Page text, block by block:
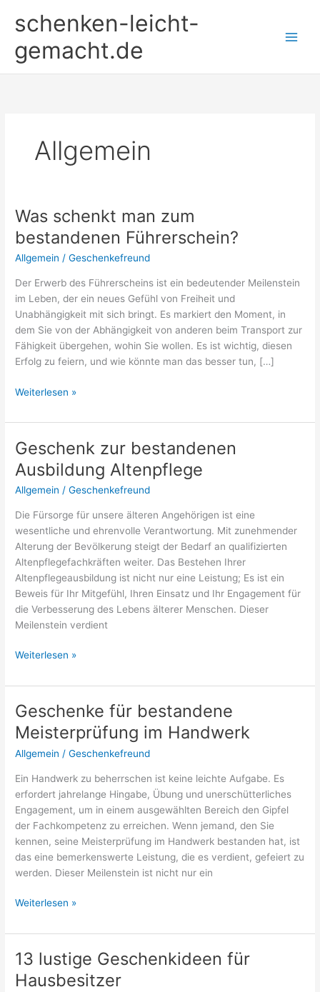
Inhaltschenken-leicht-
gemacht.de
Allgemein
Was schenkt man zum
bestandenen Führerschein?
Allgemein /Geschenkefreund
Der Erwerb des Führerscheins ist ein bedeutender Meilenstein
im Leben, der ein neues Gefühl von Freiheit und
Unabhängigkeit mit sich bringt. Es markiert den Moment, in
dem Sie von der Abhängigkeit von anderen beim Transport zur
Fähigkeit übergehen, wohin Sie wollen. Es ist wichtig, diesen
Erfolg zu feiern, und wie könnte man das besser tun, […]
Was
man
bestandenen
Führerschein?
Weiterlesen »
Geschenk zur bestandenen
Ausbildung Altenpflege
Allgemein /Geschenkefreund
Die Fürsorge für unsere älteren Angehörigen ist eine
wesentliche und ehrenvolle Verantwortung. Mit zunehmender
Alterung der Bevölkerung steigt der Bedarf an qualifizierten
Altenpflegefachkräften weiter. Das Bestehen Ihrer
Altenpflegeausbildung ist nicht nur eine Leistung; Es ist ein
Beweis für Ihr Mitgefühl, Ihren Einsatz und Ihr Engagement für
die Verbesserung des Lebens älterer Menschen. Dieser
Meilenstein verdient
Geschenk
bestandenen
Ausbildung
Altenpflege
Weiterlesen »
Geschenke für bestandene
Meisterprüfung im Handwerk
Allgemein /Geschenkefreund
Ein Handwerk zu beherrschen ist keine leichte Aufgabe. Es
erfordert jahrelange Hingabe, Übung und unerschütterliches
Engagement, um in einem ausgewählten Bereich den Gipfel
der Fachkompetenz zu erreichen. Wenn jemand, den Sie
kennen, seine Meisterprüfung im Handwerk bestanden hat, ist
das eine bemerkenswerte Leistung, die es verdient, gefeiert zu
werden. Dieser Meilenstein ist nicht nur ein
Geschenke
bestandene
Meisterprüfung
im
Handwerk
Weiterlesen »
13 lustige Geschenkideen für
Hausbesitzer